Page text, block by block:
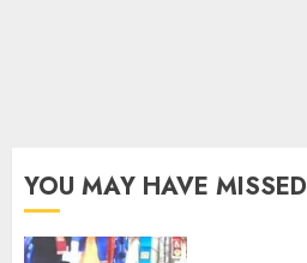
YOU MAY HAVE MISSED